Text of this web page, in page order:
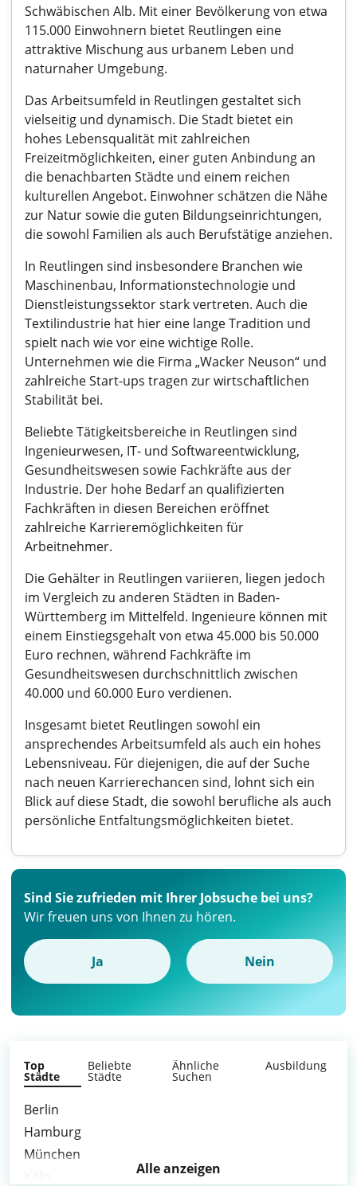
Schwäbischen Alb. Mit einer Bevölkerung von etwa
115.000 Einwohnern bietet Reutlingen eine
attraktive Mischung aus urbanem Leben und
naturnaher Umgebung.
Das Arbeitsumfeld in Reutlingen gestaltet sich
vielseitig und dynamisch. Die Stadt bietet ein
hohes Lebensqualität mit zahlreichen
Freizeitmöglichkeiten, einer guten Anbindung an
die benachbarten Städte und einem reichen
kulturellen Angebot. Einwohner schätzen die Nähe
zur Natur sowie die guten Bildungseinrichtungen,
die sowohl Familien als auch Berufstätige anziehen.
In Reutlingen sind insbesondere Branchen wie
Maschinenbau, Informationstechnologie und
Dienstleistungssektor stark vertreten. Auch die
Textilindustrie hat hier eine lange Tradition und
spielt nach wie vor eine wichtige Rolle.
Unternehmen wie die Firma „Wacker Neuson“ und
zahlreiche Start-ups tragen zur wirtschaftlichen
Stabilität bei.
Beliebte Tätigkeitsbereiche in Reutlingen sind
Ingenieurwesen, IT- und Softwareentwicklung,
Gesundheitswesen sowie Fachkräfte aus der
Industrie. Der hohe Bedarf an qualifizierten
Fachkräften in diesen Bereichen eröffnet
zahlreiche Karrieremöglichkeiten für
Arbeitnehmer.
Die Gehälter in Reutlingen variieren, liegen jedoch
im Vergleich zu anderen Städten in Baden-
Württemberg im Mittelfeld. Ingenieure können mit
einem Einstiegsgehalt von etwa 45.000 bis 50.000
Euro rechnen, während Fachkräfte im
Gesundheitswesen durchschnittlich zwischen
40.000 und 60.000 Euro verdienen.
Insgesamt bietet Reutlingen sowohl ein
ansprechendes Arbeitsumfeld als auch ein hohes
Lebensniveau. Für diejenigen, die auf der Suche
nach neuen Karrierechancen sind, lohnt sich ein
Blick auf diese Stadt, die sowohl berufliche als auch
persönliche Entfaltungsmöglichkeiten bietet.
Sind Sie zufrieden mit Ihrer Jobsuche bei uns?
Wir freuen uns von Ihnen zu hören.
Ja Nein
Top
Städte
Beliebte
Städte
Ähnliche
Suchen
Ausbildung
Berlin
Hamburg
München
Alle anzeigen